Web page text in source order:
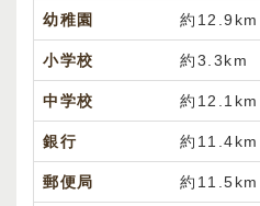
幼稚園 約12.9km
小学校 約3.3km
中学校 約12.1km
銀行 約11.4km
郵便局 約11.5km